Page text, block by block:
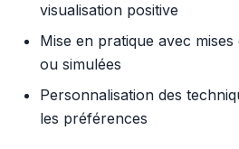
visualisation positive
Mise en pratique avec
ou simulées
Personnalisation des
les préférences